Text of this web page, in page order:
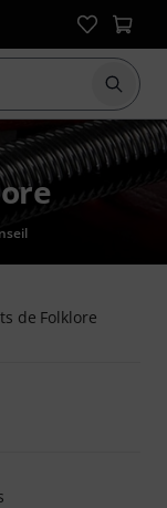
de Folklore